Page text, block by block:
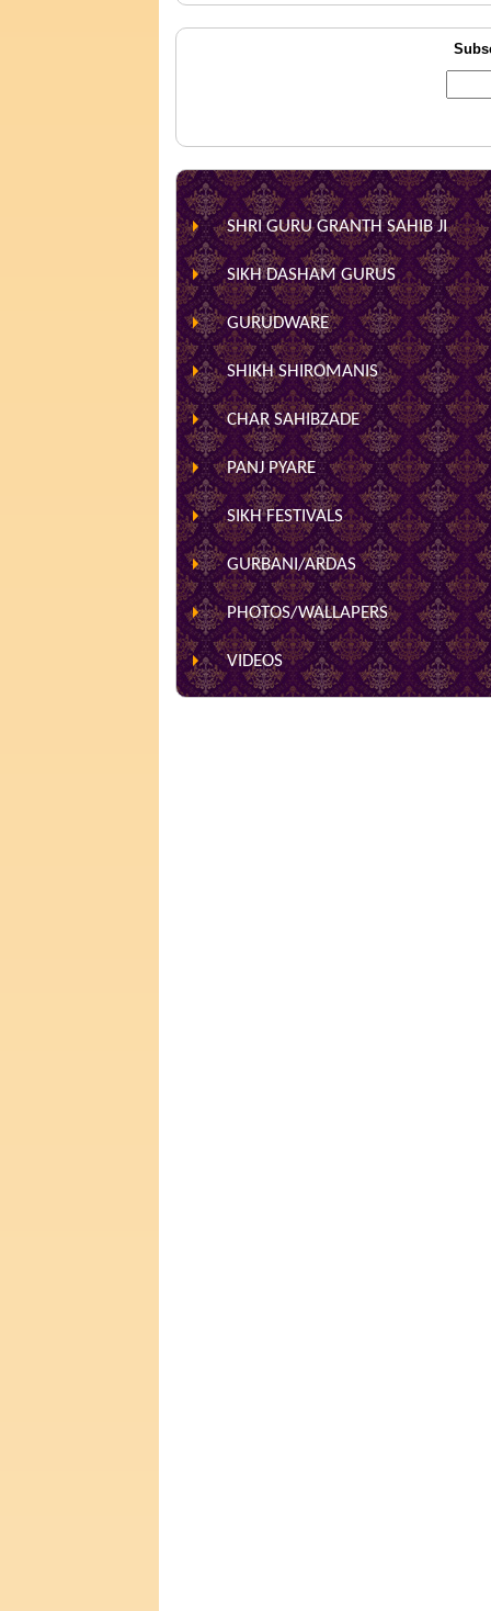
SHRI GURU GRANTH SAHIB JI
SIKH DASHAM GURUS
GURUDWARE
SHIKH SHIROMANIS
CHAR SAHIBZADE
PANJ PYARE
SIKH FESTIVALS
GURBANI/ARDAS
PHOTOS/WALLAPERS
VIDEOS